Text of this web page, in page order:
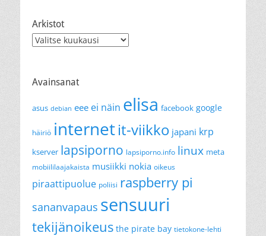
Arkistot
Arkistot
Avainsanat
asus debian eee ei näin elisa facebook google
häiriö internetit-viikko japani krp
kserver lapsiporno lapsiporno.info linux meta
mobiililaajakaista musiikki nokia oikeus
piraattipuolue poliisi raspberry pi
sananvapaus sensuuri
tekijänoikeus the pirate bay tietokone-lehti